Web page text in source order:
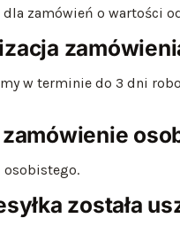
zamówień o wartości
w terminie do 3 dni
osobistego.
została